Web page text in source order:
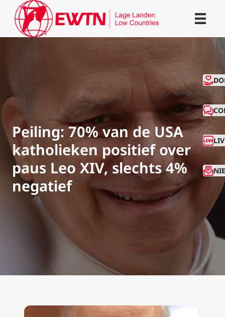
Peiling: 70% van de USA
katholieken positief over
paus Leo XIV, slechts 4%
negatief